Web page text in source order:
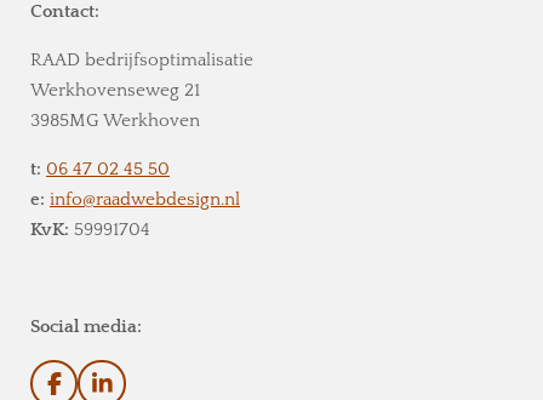
Contact:
RAAD bedrijfsoptimalisatie
Werkhovenseweg 21
3985MG Werkhoven
t: 06 47 02 45 50
e: info@raadwebdesign.nl
KvK: 59991704
Social media:
F L